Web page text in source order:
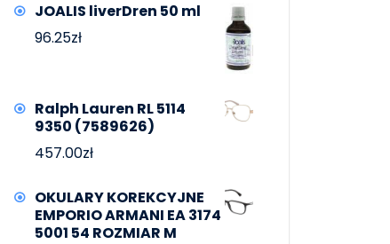
JOALIS liverDren 50 ml
96.25zł
Ralph Lauren RL 5114
9350 (7589626)
457.00zł
OKULARY KOREKCYJNE
EMPORIO ARMANI EA 3174
5001 54 ROZMIAR M